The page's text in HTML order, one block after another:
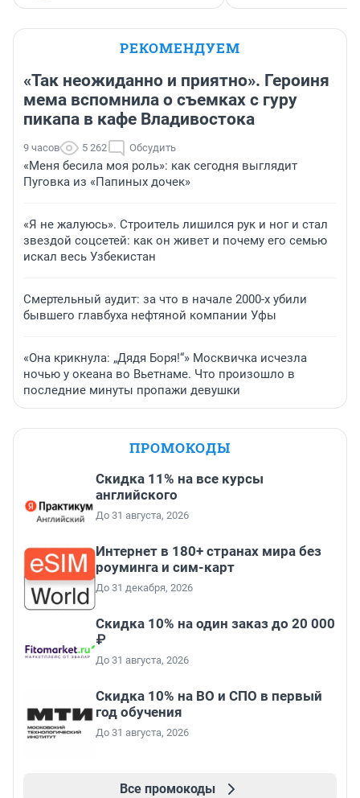
РЕКОМЕНДУЕМ
«Так неожиданно и приятно». Героиня
мема вспомнила о съемках с гуру
пикапа в кафе Владивостока
9 часов 5 262 Обсудить
«Меня бесила моя роль»: как сегодня выглядит
Пуговка из «Папиных дочек»
«Я не жалуюсь». Строитель лишился рук и ног и стал
звездой соцсетей: как он живет и почему его семью
искал весь Узбекистан
Смертельный аудит: за что в начале 2000-х убили
бывшего главбуха нефтяной компании Уфы
«Она крикнула: „Дядя Боря!“» Москвичка исчезла
ночью у океана во Вьетнаме. Что произошло в
последние минуты пропажи девушки
ПРОМОКОДЫ
Скидка 11% на все курсы
английского
До 31 августа, 2026
Интернет в 180+ странах мира без
роуминга и сим-карт
До 31 декабря, 2026
Скидка 10% на один заказ до 20 000
₽
До 31 августа, 2026
Скидка 10% на ВО и СПО в первый
год обучения
До 31 августа, 2026
Все промокоды